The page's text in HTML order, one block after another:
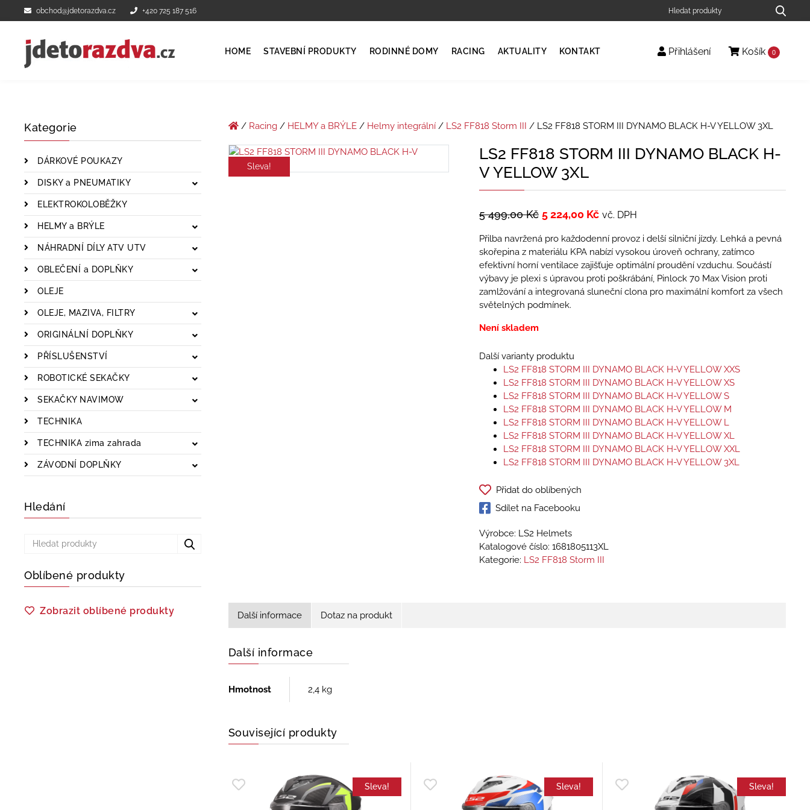
obchod@jdetorazdva.cz +420 725 187 516
HOME STAVEBNÍ PRODUKTY RODINNÉ DOMY RACING AKTUALITY KONTAKT Přihlášení Košík 0
Kategorie
DÁRKOVÉ POUKAZY
DISKY a PNEUMATIKY
ELEKTROKOLOBĚŽKY
HELMY a BRÝLE
NÁHRADNÍ DÍLY ATV UTV
OBLEČENÍ a DOPLŇKY
OLEJE
OLEJE, MAZIVA, FILTRY
ORIGINÁLNÍ DOPLŇKY
PŘÍSLUŠENSTVÍ
ROBOTICKÉ SEKAČKY
SEKAČKY NAVIMOW
TECHNIKA
TECHNIKA zima zahrada
ZÁVODNÍ DOPLŇKY
Hledání
Oblíbené produkty
Zobrazit oblíbené produkty
/ Racing/ HELMY a BRÝLE/ Helmy integrální/ LS2 FF818 Storm III / LS2 FF818 STORM III DYNAMO BLACK H-V YELLOW 3XL
Sleva!
LS2 FF818 STORM III DYNAMO BLACK H-
V YELLOW 3XL
5 499,00Kč 5 224,00 Kč vč. DPH
Přilba navržená pro každodenní provoz i delší silniční jízdy. Lehká a pevná
skořepina z materiálu KPA nabízí vysokou úroveň ochrany, zatímco
efektivní horní ventilace zajišťuje optimální proudění vzduchu. Součástí
výbavy je plexi s úpravou proti poškrábání, Pinlock 70 Max Vision proti
zamlžování a integrovaná sluneční clona pro maximální komfort za všech
světelných podmínek.
Není skladem
Další varianty produktu
LS2 FF818 STORM III DYNAMO BLACK H-V YELLOW XXS
LS2 FF818 STORM III DYNAMO BLACK H-V YELLOW XS
LS2 FF818 STORM III DYNAMO BLACK H-V YELLOW S
LS2 FF818 STORM III DYNAMO BLACK H-V YELLOW M
LS2 FF818 STORM III DYNAMO BLACK H-V YELLOW L
LS2 FF818 STORM III DYNAMO BLACK H-V YELLOW XL
LS2 FF818 STORM III DYNAMO BLACK H-V YELLOW XXL
LS2 FF818 STORM III DYNAMO BLACK H-V YELLOW 3XL
Přidat do oblíbených
Sdílet na Facebooku
Výrobce: LS2 Helmets
Katalogové číslo: 1681805113XL
Kategorie: LS2 FF818 Storm III
Další informace Dotaz na produkt
Další informace
Hmotnost 2,4 kg
Související produkty
Sleva! Sleva! Sleva!